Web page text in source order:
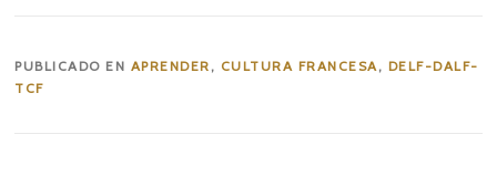
PUBLICADO EN APRENDER , CULTURA FRANCESA, DELF-DALF-
TCF